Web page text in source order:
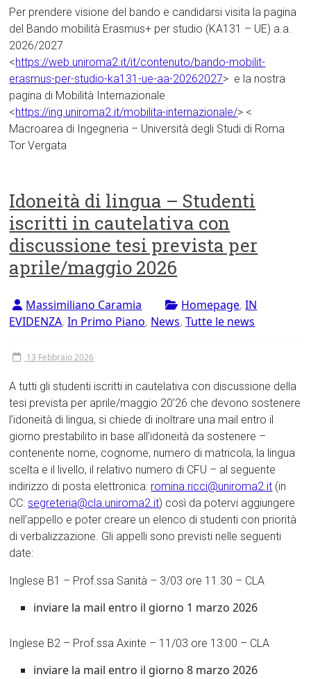
Per prendere visione del bando e candidarsi visita la pagina
del Bando mobilità Erasmus+ per studio (KA131 – UE) a.a.
2026/2027
<https://web.uniroma2.it/it/contenuto/bando-mobilit-
erasmus-per-studio-ka131-ue-aa-20262027> e la nostra
pagina di Mobilità Internazionale
<https://ing.uniroma2.it/mobilita-internazionale/> <
Macroarea di Ingegneria – Università degli Studi di Roma
Tor Vergata
Idoneità di lingua – Studenti
iscritti in cautelativa con
discussione tesi prevista per
aprile/maggio 2026
Massimiliano Caramia Homepage,IN
EVIDENZA,In Primo Piano, News,Tutte le news
13 Febbraio 2026
A tutti gli studenti iscritti in cautelativa con discussione della
tesi prevista per aprile/maggio 20’26 che devono sostenere
l’idoneità di lingua, si chiede di inoltrare una mail entro il
giorno prestabilito in base all’idoneità da sostenere –
contenente nome, cognome, numero di matricola, la lingua
scelta e il livello, il relativo numero di CFU – al seguente
indirizzo di posta elettronica: romina.ricci@uniroma2.it (in
CC:segreteria@cla.uniroma2.it) così da potervi aggiungere
nell’appello e poter creare un elenco di studenti con priorità
di verbalizzazione. Gli appelli sono previsti nelle seguenti
date:
Inglese B1 – Prof.ssa Sanità – 3/03 ore 11.30 – CLA
inviare la mail entro il giorno 1 marzo 2026
Inglese B2 – Prof.ssa Axinte – 11/03 ore 13:00 – CLA
inviare la mail entro il giorno 8 marzo 2026